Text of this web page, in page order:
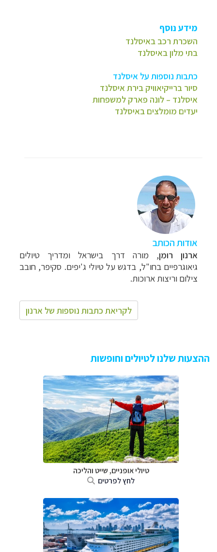
מידע נוסף
השכרת רכב באיסלנד
בתי מלון באיסלנד
כתבות נוספות על איסלנד
סיור ברייקיאוויק בירת איסלנד
איסלנד – לונה פארק למשפחות
יעדים מומלצים באיסלנד
אודות הכותב
ארנון רומן, מורה דרך בישראל ומדריך טיולים
גיאוגרפיים בחו"ל, בדגש על טיולי ג'יפים. סקיפר, חובב
צילום וריצות ארוכות.
לקריאת כתבות נוספות של ארנון
ההצעות שלנו לטיולים וחופשות
טיולי אופניים, שייט והליכה
לחץ לפרטים